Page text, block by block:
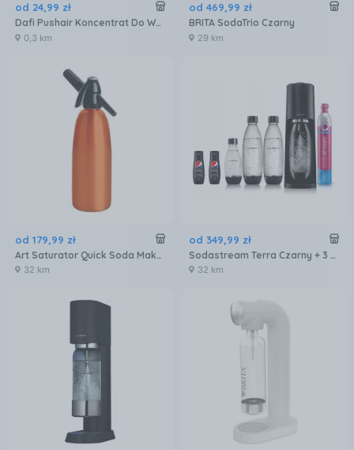
od 24,99 zł
Dafi Pushair Koncentrat Do Wody Czerwony Grejpfrut Syrop 500 Ml
0,3 km
od 469,99 zł
BRITA SodaTrio Czarny
29 km
od 179,99 zł
Art Saturator Quick Soda Maker Pomarańczowy
32 km
od 349,99 zł
Sodastream Terra Czarny + 3 butelki + 2 Syropy Pepsi Max 1100049480
32 km